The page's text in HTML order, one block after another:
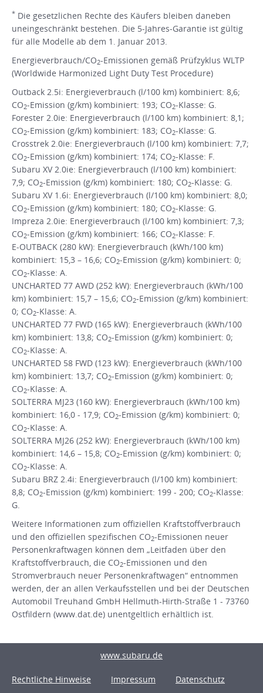
* Die gesetzlichen Rechte des Käufers bleiben daneben
uneingeschränkt bestehen. Die 5-Jahres-Garantie ist gültig
für alle Modelle ab dem 1. Januar 2013.
Energieverbrauch/CO2-Emissionen gemäß Prüfzyklus WLTP
(Worldwide Harmonized Light Duty Test Procedure)
Outback 2.5i: Energieverbrauch (l/100 km) kombiniert: 8,6;
CO2-Emission (g/km) kombiniert: 193; CO2-Klasse: G.
Forester 2.0ie: Energieverbrauch (l/100 km) kombiniert: 8,1;
CO2-Emission (g/km) kombiniert: 183; CO2-Klasse: G.
Crosstrek 2.0ie: Energieverbrauch (l/100 km) kombiniert: 7,7;
CO2-Emission (g/km) kombiniert: 174; CO2-Klasse: F.
Subaru XV 2.0ie: Energieverbrauch (l/100 km) kombiniert:
7,9; CO2-Emission (g/km) kombiniert: 180; CO2-Klasse: G.
Subaru XV 1.6i: Energieverbrauch (l/100 km) kombiniert: 8,0;
CO2-Emission (g/km) kombiniert: 180; CO2-Klasse: G.
Impreza 2.0ie: Energieverbrauch (l/100 km) kombiniert: 7,3;
CO2-Emission (g/km) kombiniert: 166; CO2-Klasse: F.
E-OUTBACK (280 kW): Energieverbrauch (kWh/100 km)
kombiniert: 15,3 – 16,6; CO2-Emission (g/km) kombiniert: 0;
CO2-Klasse: A.
UNCHARTED 77 AWD (252 kW): Energieverbrauch (kWh/100
km) kombiniert: 15,7 – 15,6; CO2-Emission (g/km) kombiniert:
0; CO2-Klasse: A.
UNCHARTED 77 FWD (165 kW): Energieverbrauch (kWh/100
km) kombiniert: 13,8; CO2-Emission (g/km) kombiniert: 0;
CO2-Klasse: A.
UNCHARTED 58 FWD (123 kW): Energieverbrauch (kWh/100
km) kombiniert: 13,7; CO2-Emission (g/km) kombiniert: 0;
CO2-Klasse: A.
SOLTERRA MJ23 (160 kW): Energieverbrauch (kWh/100 km)
kombiniert: 16,0 - 17,9; CO2-Emission (g/km) kombiniert: 0;
CO2-Klasse: A.
SOLTERRA MJ26 (252 kW): Energieverbrauch (kWh/100 km)
kombiniert: 14,6 – 15,8; CO2-Emission (g/km) kombiniert: 0;
CO2-Klasse: A.
Subaru BRZ 2.4i: Energieverbrauch (l/100 km) kombiniert:
8,8; CO2-Emission (g/km) kombiniert: 199 - 200; CO2-Klasse:
G.
Weitere Informationen zum offiziellen Kraftstoffverbrauch
und den offiziellen spezifischen CO2-Emissionen neuer
Personenkraftwagen können dem „Leitfaden über den
Kraftstoffverbrauch, die CO2-Emissionen und den
Stromverbrauch neuer Personenkraftwagen“ entnommen
werden, der an allen Verkaufsstellen und bei der Deutschen
Automobil Treuhand GmbH Hellmuth-Hirth-Straße 1 - 73760
Ostfildern (www.dat.de) unentgeltlich erhältlich ist.
www.subaru.de
Rechtliche Hinweise Impressum Datenschutz